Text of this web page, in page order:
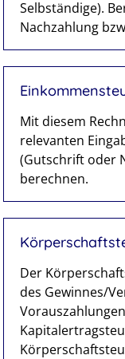
Selbständige).
Nachzahlung
Mit diesem
relevanten
(Gutschrift oder
berechnen.
Der
des Gewinnes/